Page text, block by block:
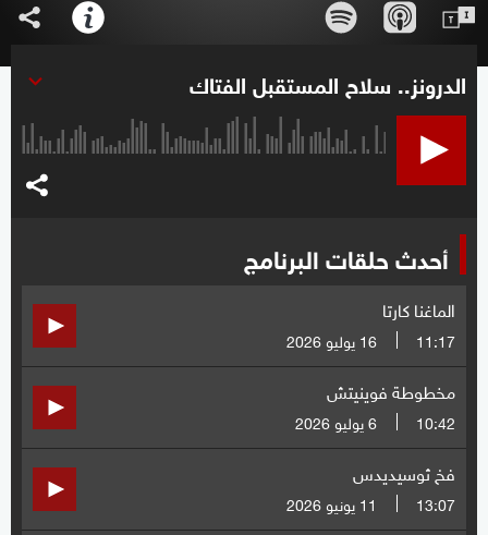
الدرونز.. سلاح المستقبل الفتاك
أحدث حلقات البرنامج
الماغنا كارتا
11:17 16 يوليو 2026
مخطوطة فوينيتش
10:42 6 يوليو 2026
فخ ثوسيديدس
13:07 11 يونيو 2026